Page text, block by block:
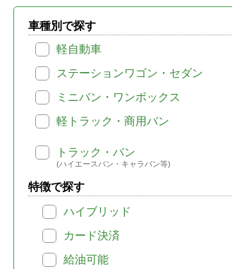
車種別で探す
軽自動車
ステーションワゴン・セダン
ミニバン・ワンボックス
軽トラック・商用バン
トラック・バン
(ハイエースバン・キャラバン等)
特徴で探す
ハイブリッド
カード決済
給油可能